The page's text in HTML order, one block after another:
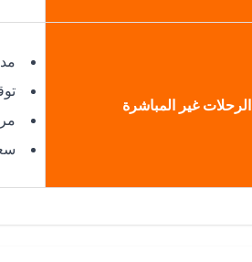
الرحلات غير المباشرة